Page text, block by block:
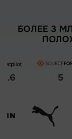
БОЛЕЕ 3
4.6 5